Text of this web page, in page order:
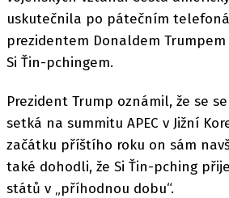
uskutečnila po pátečním
prezidentem Donaldem
Si Ťin-pchingem.
Prezident Trump oznámil, že se
setká na summitu APEC v Jižní
začátku příštího roku on sám
také dohodli, že Si Ťin-pching
států v „příhodnou dobu“.